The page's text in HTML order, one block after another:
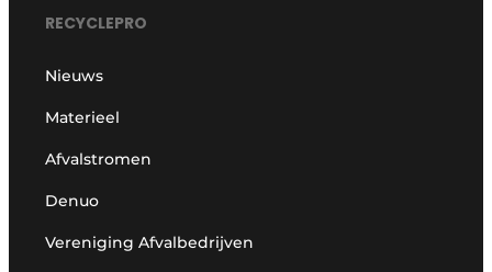
RECYCLEPRO
Nieuws
Materieel
Afvalstromen
Denuo
Vereniging Afvalbedrijven